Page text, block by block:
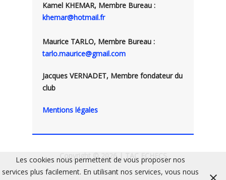
Kamel KHEMAR, Membre Bureau :
khemar@hotmail.fr
Maurice TARLO, Membre Bureau :
tarlo.maurice@gmail.com
Jacques VERNADET, Membre fondateur du
club
Mentions légales
Copyright © 2026 | TAC ECHECS
Les cookies nous permettent de vous proposer nos
services plus facilement. En utilisant nos services, vous nous